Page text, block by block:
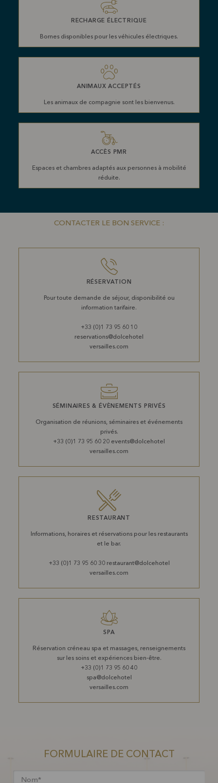
RECHARGE ÉLECTRIQUE
Bornes disponibles pour les véhicules électriques.
ANIMAUX ACCEPTÉS
Les animaux de compagnie sont les bienvenus.
ACCÈS PMR
Espaces et chambres adaptés aux personnes à mobilité
réduite.
CONTACTER LE BON SERVICE :
RÉSERVATION
Pour toute demande de séjour, disponibilité ou
information tarifaire.
+33 (0)1 73 95 60 10
reservations@dolcehotel
versailles.com
SÉMINAIRES & ÉVÈNEMENTS PRIVÉS
Organisation de réunions, séminaires et événements
privés.
+33 (0)1 73 95 60 20 events@dolcehotel
versailles.com
RESTAURANT
Informations, horaires et réservations pour les restaurants
et le bar.
+33 (0)1 73 95 60 30 restaurant@dolcehotel
versailles.com
SPA
Réservation créneau spa et massages, renseignements
sur les soins et expériences bien-être.
+33 (0)1 73 95 60 40
spa@dolcehotel
versailles.com
FORMULAIRE DE CONTACT